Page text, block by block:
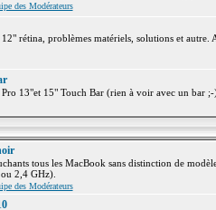
des Modérateurs
rétina, problèmes matériels, solutions et
13"et 15" Touch Bar (rien à voir avec un bar
tous les MacBook sans distinction de
2,4 GHz).
des Modérateurs